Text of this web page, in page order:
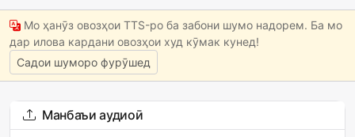
Мо ҳанӯз овозҳои TTS-ро ба забони шумо надорем. Ба мо
дар илова кардани овозҳои худ кӯмак кунед!
Садои шуморо фурӯшед
Манбаъи аудиоӣ